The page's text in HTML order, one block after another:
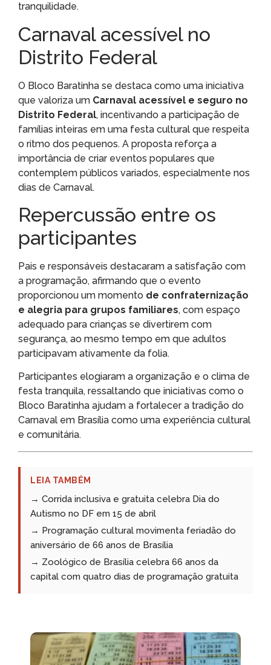
tranquilidade.
Carnaval acessível no
Distrito Federal
O Bloco Baratinha se destaca como uma iniciativa
que valoriza um Carnaval acessível e seguro no
Distrito Federal, incentivando a participação de
famílias inteiras em uma festa cultural que respeita
o ritmo dos pequenos. A proposta reforça a
importância de criar eventos populares que
contemplem públicos variados, especialmente nos
dias de Carnaval.
Repercussão entre os
participantes
Pais e responsáveis destacaram a satisfação com
a programação, afirmando que o evento
proporcionou um momento de confraternização
e alegria para grupos familiares, com espaço
adequado para crianças se divertirem com
segurança, ao mesmo tempo em que adultos
participavam ativamente da folia.
Participantes elogiaram a organização e o clima de
festa tranquila, ressaltando que iniciativas como o
Bloco Baratinha ajudam a fortalecer a tradição do
Carnaval em Brasília como uma experiência cultural
e comunitária.
LEIA TAMBÉM
→ Corrida inclusiva e gratuita celebra Dia do
Autismo no DF em 15 de abril
→ Programação cultural movimenta feriadão do
aniversário de 66 anos de Brasília
→ Zoológico de Brasília celebra 66 anos da
capital com quatro dias de programação gratuita